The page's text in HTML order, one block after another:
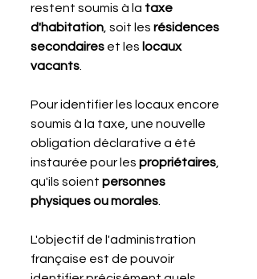
restent soumis à la taxe
d'habitation , soit les résidences
secondaires et les locaux
vacants
Pour identifier les locaux encore
soumis à la taxe, une nouvelle
obligation déclarative a été
instaurée pour les propriétaires
qu'ils soient personnes
physiques ou morales
L'objectif de l'administration
française est de pouvoir